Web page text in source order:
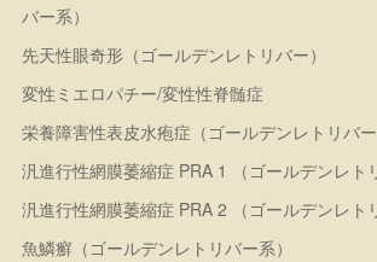
バー系）
先天性眼奇形（ゴールデンレトリバー）
変性ミエロパチー/変性性脊髄症
栄養障害性表皮水疱症（ゴールデンレトリバー
汎進行性網膜萎縮症 PRA 1 （ゴールデンレト
汎進行性網膜萎縮症 PRA 2 （ゴールデンレト
魚鱗癬（ゴールデンレトリバー系）